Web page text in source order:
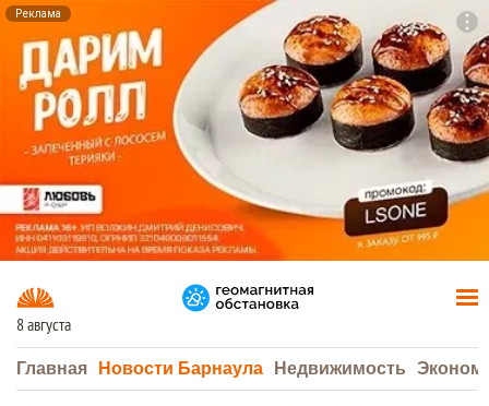
Реклама
8 августа
Главная Новости Барнаула Недвижимость